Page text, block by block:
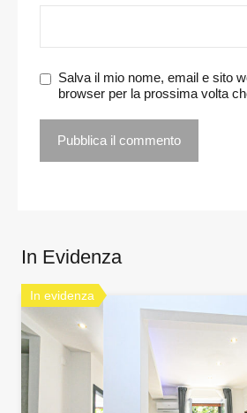
Salva il mio nome, email e sito
browser per la prossima volta
In Evidenza
In evidenza